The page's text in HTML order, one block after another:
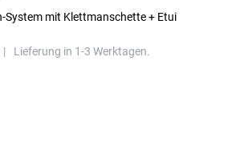
System mit Klettmanschette + Etui
| Lieferung in 1-3 Werktagen.